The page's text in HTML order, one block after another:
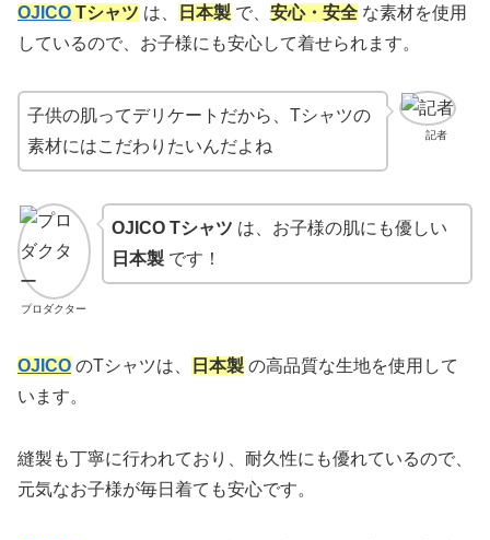
OJICO Tシャツ は、 日本製 で、 安心・安全 な素材を使用
しているので、お子様にも安心して着せられます。
記者
子供の肌ってデリケートだから、Tシャツの
素材にはこだわりたいんだよね
プロダクター
OJICO Tシャツ は、お子様の肌にも優しい
日本製です！
OJICO のTシャツは、 日本製 の高品質な生地を使用して
います。
縫製も丁寧に行われており、耐久性にも優れているので、
元気なお子様が毎日着ても安心です。